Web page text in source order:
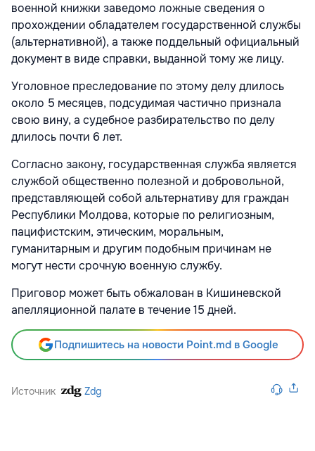
военной книжки заведомо ложные сведения о
прохождении обладателем государственной службы
(альтернативной), а также поддельный официальный
документ в виде справки, выданной тому же лицу.
Уголовное преследование по этому делу длилось
около 5 месяцев, подсудимая частично признала
свою вину, а судебное разбирательство по делу
длилось почти 6 лет.
Согласно закону, государственная служба является
службой общественно полезной и добровольной,
представляющей собой альтернативу для граждан
Республики Молдова, которые по религиозным,
пацифистским, этическим, моральным,
гуманитарным и другим подобным причинам не
могут нести срочную военную службу.
Приговор может быть обжалован в Кишиневской
апелляционной палате в течение 15 дней.
Подпишитесь на новости Point.md в Google
Источник Zdg